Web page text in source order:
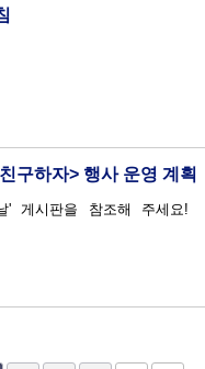
구하자> 행사 운영 계획
! https://www.kbes.kr/bbs/board.php?